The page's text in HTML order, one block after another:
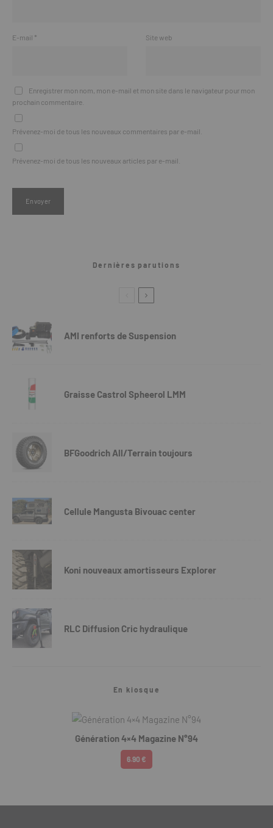
E-mail * Site web
Enregistrer mon nom, mon e-mail et mon site dans le navigateur pour mon
prochain commentaire.
Prévenez-moi de tous les nouveaux commentaires par e-mail.
Prévenez-moi de tous les nouveaux articles par e-mail.
Dernières parutions
AMI renforts de Suspension
Graisse Castrol Spheerol LMM
BFGoodrich All/Terrain toujours
Cellule Mangusta Bivouac center
Koni nouveaux amortisseurs Explorer
RLC Diffusion Cric hydraulique
En kiosque
Génération 4×4 Magazine N°94
6.90 €